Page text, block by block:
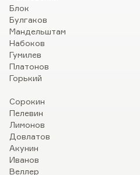
Блок
Булгаков
Мандельштам
Набоков
Гумилев
Платонов
Горький
Сорокин
Пелевин
Лимонов
Довлатов
Акунин
Иванов
Веллер